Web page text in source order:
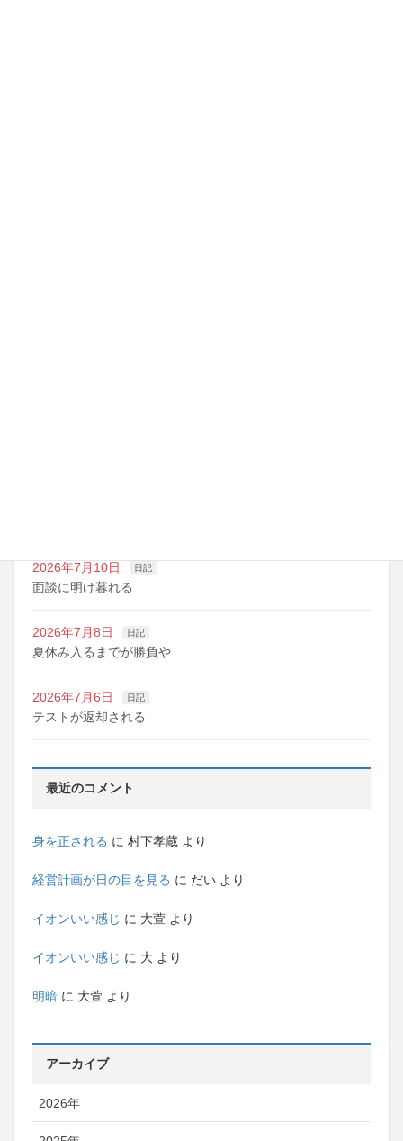
2026年7月10日 日記
面談に明け暮れる
2026年7月8日 日記
夏休み入るまでが勝負や
2026年7月6日 日記
テストが返却される
最近のコメント
身を正される に 村下孝蔵 より
経営計画が日の目を見る に だい より
イオンいい感じ に 大萱 より
イオンいい感じ に 大 より
明暗 に 大萱 より
アーカイブ
2026年